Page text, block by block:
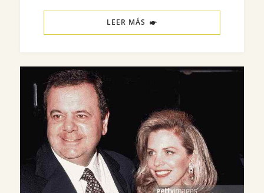
LEER MÁS